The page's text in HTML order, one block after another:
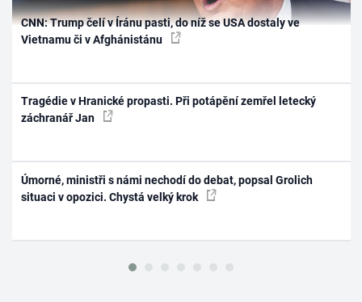
CNN: Trump čelí v Íránu pasti, do níž se USA dostaly ve
Vietnamu či v Afghánistánu
Tragédie v Hranické propasti. Při potápění zemřel letecký
záchranář Jan
Úmorné, ministři s námi nechodí do debat, popsal Grolich
situaci v opozici. Chystá velký krok